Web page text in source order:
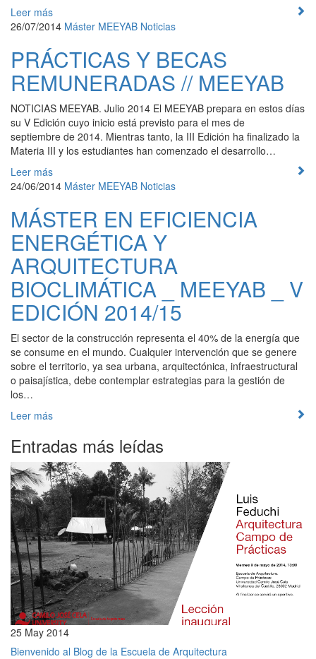
Leer más
26/07/2014 Máster MEEYAB Noticias
PRÁCTICAS Y BECAS
REMUNERADAS // MEEYAB
NOTICIAS MEEYAB. Julio 2014 El MEEYAB prepara en estos días
su V Edición cuyo inicio está previsto para el mes de
septiembre de 2014. Mientras tanto, la III Edición ha finalizado la
Materia III y los estudiantes han comenzado el desarrollo…
Leer más
24/06/2014 Máster MEEYAB Noticias
MÁSTER EN EFICIENCIA
ENERGÉTICA Y
ARQUITECTURA
BIOCLIMÁTICA _ MEEYAB _ V
EDICIÓN 2014/15
El sector de la construcción representa el 40% de la energía que
se consume en el mundo. Cualquier intervención que se genere
sobre el territorio, ya sea urbana, arquitectónica, infraestructural
o paisajística, debe contemplar estrategias para la gestión de
los…
Leer más
Entradas más leídas
25 May 2014
Bienvenido al Blog de la Escuela de Arquitectura